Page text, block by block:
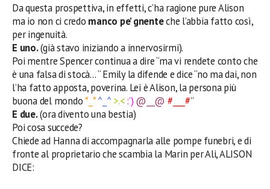
Da questa prospettiva, in effetti, c’ha ragione pure Alison
ma io non ci credo manco pe’ gnenteche l’abbia fatto così,
per ingenuità.
E uno.(già stavo iniziando a innervosirmi).
Poi mentre Spencer continua a dire “ma vi rendete conto che
è una falsa di stocà… “ Emily la difende e dice “no ma dai, non
l’ha fatto apposta, poverina. Lei è Alison, la persona più
buona del mondo*_* ^_^ >.< :’) @__@ #___#”
E due.(ora divento una bestia)
Poi cosa succede?
Chiede ad Hanna di accompagnarla alle pompe funebri, e di
fronte al proprietario che scambia la Marin per Ali, ALISON
DICE: